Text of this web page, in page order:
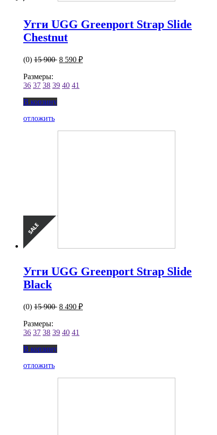
Угги UGG Greenport Strap Slide
Chestnut
(0) 15 900 8 590 ₽
Размеры:
36 37 38 39 40 41
В корзину
отложить
Угги UGG Greenport Strap Slide
Black
(0) 15 900 8 490 ₽
Размеры:
36 37 38 39 40 41
В корзину
отложить